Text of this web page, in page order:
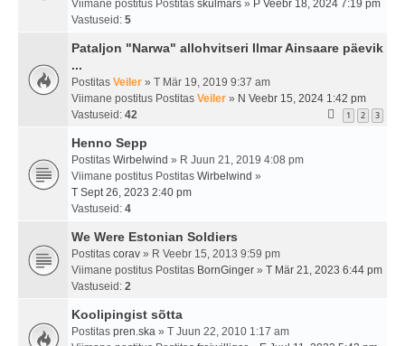
Viimane postitus Postitas skulmars » P Veebr 18, 2024 7:19 pm
Vastuseid: 5
Pataljon "Narwa" allohvitseri Ilmar Ainsaare päevik
...
Postitas Veiler » T Mär 19, 2019 9:37 am
Viimane postitus Postitas Veiler » N Veebr 15, 2024 1:42 pm
Vastuseid: 42 1 2 3
Henno Sepp
Postitas Wirbelwind » R Juun 21, 2019 4:08 pm
Viimane postitus Postitas Wirbelwind »
T Sept 26, 2023 2:40 pm
Vastuseid: 4
We Were Estonian Soldiers
Postitas corav » R Veebr 15, 2013 9:59 pm
Viimane postitus Postitas BornGinger » T Mär 21, 2023 6:44 pm
Vastuseid: 2
Koolipingist sõtta
Postitas pren.ska » T Juun 22, 2010 1:17 am